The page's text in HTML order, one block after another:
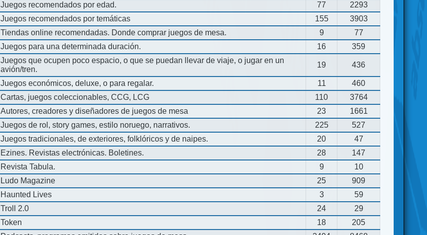
Juegos recomendados por edad. 77
2293
Juegos recomendados por temáticas 155
3903
Tiendas online recomendadas. Donde comprar juegos de mesa. 9
77
Juegos para una determinada duración. 16 359
Juegos que ocupen poco espacio, o que se puedan llevar de viaje, o jugar en un
avión/tren.
19 436
Juegos económicos, deluxe, o para regalar. 11
460
Cartas, juegos coleccionables, CCG, LCG 110
3764
Autores, creadores y diseñadores de juegos de mesa 23
1661
Juegos de rol, story games, estilo noruego, narrativos. 225
527
Juegos tradicionales, de exteriores, folklóricos y de naipes. 20
47
Ezines. Revistas electrónicas. Boletines. 28
147
Revista Tabula. 9
10
Ludo Magazine 25
909
Haunted Lives 3
59
Troll 2.0 24
29
Token 18
205